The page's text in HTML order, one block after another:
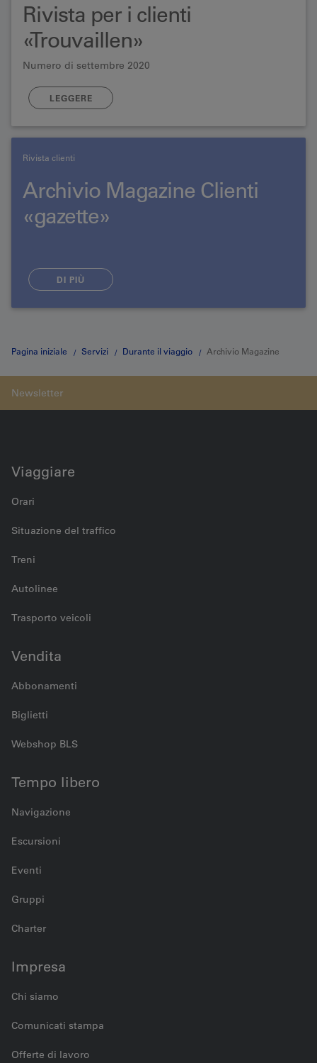
Rivista per i clienti
«Trouvaillen»
Numero di settembre 2020
LEGGERE
Rivista clienti
Archivio Magazine Clienti
«gazette»
DI PIÙ
Pagina iniziale Servizi Durante il viaggio Archivio Magazine
Viaggiare
Orari
Situazione del traffico
Treni
Autolinee
Trasporto veicoli
Vendita
Abbonamenti
Biglietti
Webshop BLS
Tempo libero
Navigazione
Escursioni
Eventi
Gruppi
Charter
Impresa
Chi siamo
Comunicati stampa
Offerte di lavoro